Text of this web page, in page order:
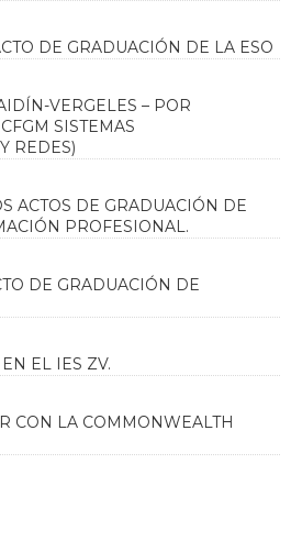
DE GRADUACIÓN DE LA ESO
VERGELES – POR
SISTEMAS
REDES)
ACTOS DE GRADUACIÓN DE
PROFESIONAL.
DE GRADUACIÓN DE
EL IES ZV.
CON LA COMMONWEALTH